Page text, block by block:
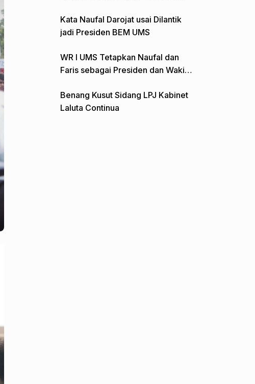
Kata Naufal Darojat usai Dilantik
jadi Presiden BEM UMS
WR I UMS Tetapkan Naufal dan
Faris sebagai Presiden dan Wakil
Benang Kusut Sidang LPJ Kabinet
Laluta Continua